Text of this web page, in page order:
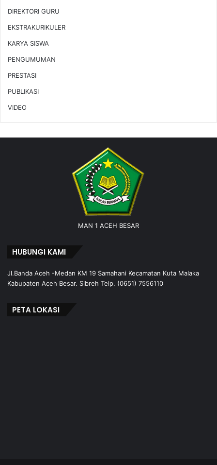
DIREKTORI GURU
EKSTRAKURIKULER
KARYA SISWA
PENGUMUMAN
PRESTASI
PUBLIKASI
VIDEO
MAN 1 ACEH BESAR
HUBUNGI KAMI
Jl.Banda Aceh -Medan KM 19 Samahani Kecamatan Kuta Malaka
Kabupaten Aceh Besar. Sibreh Telp. (0651) 7556110
PETA LOKASI